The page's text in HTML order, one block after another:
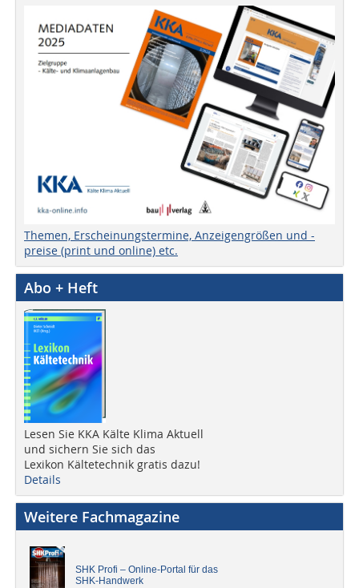
Themen, Erscheinungstermine, Anzeigengrößen und -
preise (print und online) etc.
Abo + Heft
Lesen Sie KKA Kälte Klima Aktuell
und sichern Sie sich das
Lexikon Kältetechnik gratis dazu!
Details
Weitere Fachmagazine
SHK Profi – Online-Portal für das
SHK-Handwerk